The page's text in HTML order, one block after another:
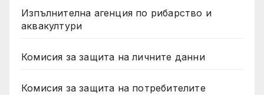
Изпълнителна агенция по рибарство и
аквакултури
Комисия за защита на личните данни
Комисия за защита на потребителите